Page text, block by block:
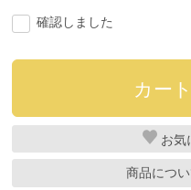
確認しました
お気
商品につ